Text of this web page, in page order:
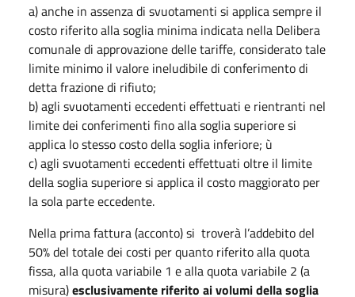
a) anche in assenza di svuotamenti si applica sempre il
costo riferito alla soglia minima indicata nella Delibera
comunale di approvazione delle tariffe, considerato tale
limite minimo il valore ineludibile di conferimento di
detta frazione di rifiuto;
b) agli svuotamenti eccedenti effettuati e rientranti nel
limite dei conferimenti fino alla soglia superiore si
applica lo stesso costo della soglia inferiore; ù
c) agli svuotamenti eccedenti effettuati oltre il limite
della soglia superiore si applica il costo maggiorato per
la sola parte eccedente.
Nella prima fattura (acconto) si troverà l’addebito del
50% del totale dei costi per quanto riferito alla quota
fissa, alla quota variabile 1 e alla quota variabile 2 (a
misura)esclusivamente riferito ai volumi della soglia